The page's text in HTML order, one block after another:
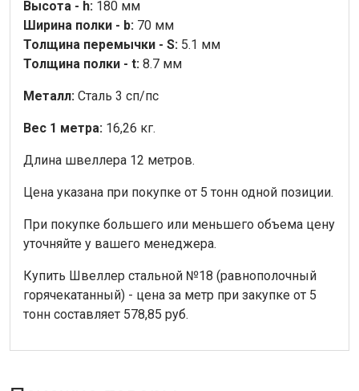
Высота - h: 180 мм
Ширина полки - b: 70 мм
Толщина перемычки - S: 5.1 мм
Толщина полки - t: 8.7 мм
Металл: Сталь 3 сп/пс
Вес 1 метра: 16,26 кг.
Длина швеллера 12 метров.
Цена указана при покупке от 5 тонн одной позиции.
При покупке большего или меньшего объема цену
уточняйте у вашего менеджера.
Купить Швеллер стальной №18 (равнополочный
горячекатанный) - цена за метр при закупке от 5
тонн составляет 578,85 руб.